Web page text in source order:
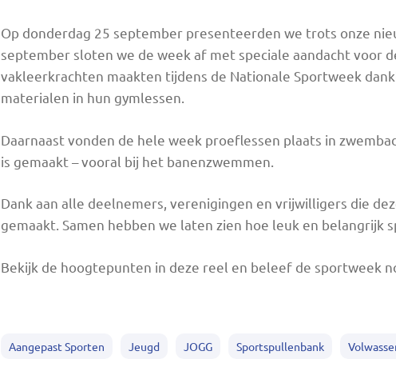
Op donderdag 25 september presenteerden we trots onze
september sloten we de week af met speciale aandacht voor
vakleerkrachten maakten tijdens de Nationale Sportweek
materialen in hun gymlessen.
Daarnaast vonden de hele week proeflessen plaats in
is gemaakt – vooral bij het banenzwemmen.
Dank aan alle deelnemers, verenigingen en vrijwilligers die
gemaakt. Samen hebben we laten zien hoe leuk en belangrijk
Bekijk de hoogtepunten in deze reel en beleef de sportweek
Aangepast Sporten Jeugd JOGG Sportspullenbank